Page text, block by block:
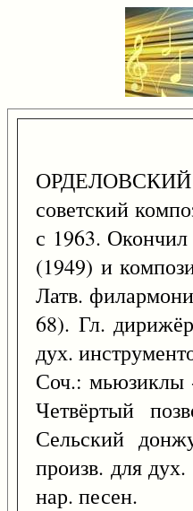
ОРДЕЛОВСКИЙ
советский
с 1963.
(1949) и
Латв.
68). Гл.
дух.
Соч.: мьюзиклы
Четвёртый
Сельский
произв. для
нар. песен.